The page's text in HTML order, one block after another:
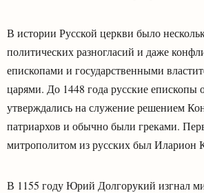
В истории Русской церкви было
политических разногласий и даже
епископами и государственными
царями. До 1448 года русские епископы
утверждались на служение решением
патриархов и обычно были греками.
митрополитом из русских был Иларион
В 1155 году Юрий Долгорукий изгнал